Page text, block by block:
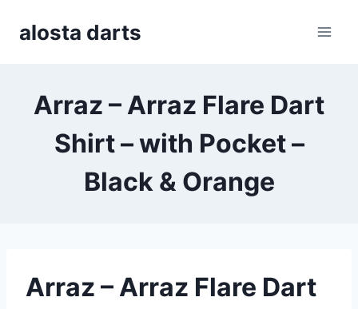
alosta darts
Arraz – Arraz Flare Dart
Shirt – with Pocket –
Black & Orange
Arraz – Arraz Flare Dart